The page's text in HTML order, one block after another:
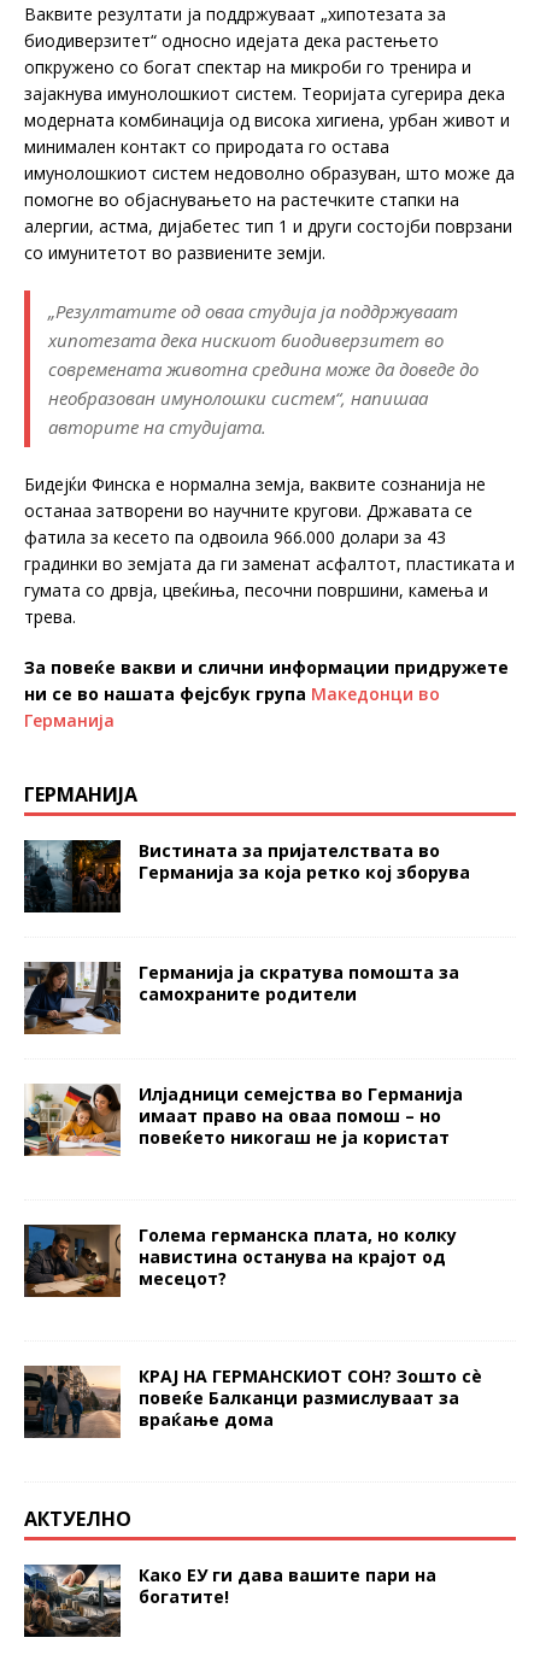
Ваквите резултати ја поддржуваат „хипотезата за
биодиверзитет“ односно идејата дека растењето
опкружено со богат спектар на микроби го тренира и
зајакнува имунолошкиот систем. Теоријата сугерира дека
модерната комбинација од висока хигиена, урбан живот и
минимален контакт со природата го остава
имунолошкиот систем недоволно образуван, што може да
помогне во објаснувањето на растечките стапки на
алергии, астма, дијабетес тип 1 и други состојби поврзани
со имунитетот во развиените земји.
„Резултатите од оваа студија ја поддржуваат
хипотезата дека нискиот биодиверзитет во
современата животна средина може да доведе до
необразован имунолошки систем“, напишаа
авторите на студијата.
Бидејќи Финска е нормална земја, ваквите сознанија не
останаа затворени во научните кругови. Државата се
фатила за кесето па одвоила 966.000 долари за 43
градинки во земјата да ги заменат асфалтот, пластиката и
гумата со дрвја, цвеќиња, песочни површини, камења и
трева.
За повеќе вакви и слични информации придружете
ни се во нашата фејсбук група Македонци во
Германија
ГЕРМАНИЈА
Вистината за пријателствата во
Германија за која ретко кој зборува
Германија ја скратува помошта за
самохраните родители
Илјадници семејства во Германија
имаат право на оваа помош – но
повеќето никогаш не ја користат
Голема германска плата, но колку
навистина останува на крајот од
месецот?
КРАЈ НА ГЕРМАНСКИОТ СОН? Зошто сè
повеќе Балканци размислуваат за
враќање дома
АКТУЕЛНО
Како ЕУ ги дава вашите пари на
богатите!